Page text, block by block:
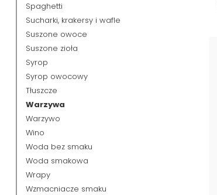
Spaghetti
Sucharki, krakersy i wafle
Suszone owoce
Suszone zioła
Syrop
Syrop owocowy
Tłuszcze
Warzywa
Warzywo
Wino
Woda bez smaku
Woda smakowa
Wrapy
Wzmacniacze smaku